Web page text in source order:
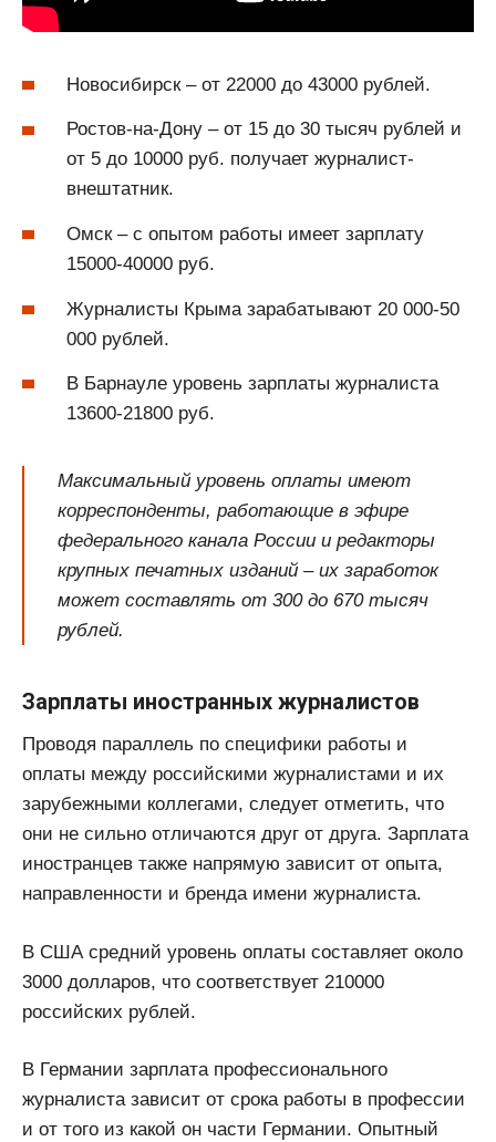
Новосибирск – от 22000 до 43000 рублей.
Ростов-на-Дону – от 15 до 30 тысяч рублей и
от 5 до 10000 руб. получает журналист-
внештатник.
Омск – с опытом работы имеет зарплату
15000-40000 руб.
Журналисты Крыма зарабатывают 20 000-50
000 рублей.
В Барнауле уровень зарплаты журналиста
13600-21800 руб.
Максимальный уровень оплаты имеют
корреспонденты, работающие в эфире
федерального канала России и редакторы
крупных печатных изданий – их заработок
может составлять от 300 до 670 тысяч
рублей.
Зарплаты иностранных журналистов
Проводя параллель по специфики работы и
оплаты между российскими журналистами и их
зарубежными коллегами, следует отметить, что
они не сильно отличаются друг от друга. Зарплата
иностранцев также напрямую зависит от опыта,
направленности и бренда имени журналиста.
В США средний уровень оплаты составляет около
3000 долларов, что соответствует 210000
российских рублей.
В Германии зарплата профессионального
журналиста зависит от срока работы в профессии
и от того из какой он части Германии. Опытный